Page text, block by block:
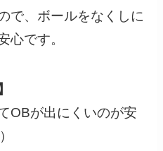
で、ボールをなくしに
心です。
OBが出にくいのが安